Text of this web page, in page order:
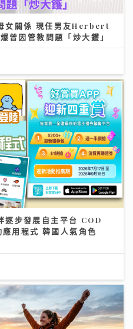
女關係 現任男友Herbert
曾因管教問題「炒大鑊」
逐步發展自主平台 COD
用程式 韓國人氣角色